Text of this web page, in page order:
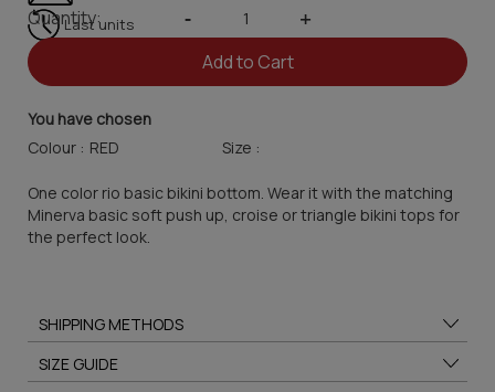
Last units
Quantity: - +
Add to Cart
You have chosen
Colour :
Size :
One color rio basic bikini bottom. Wear it with the matching
Minerva basic soft push up, croise or triangle bikini tops for
the perfect look.
SHIPPING METHODS
SIZE GUIDE